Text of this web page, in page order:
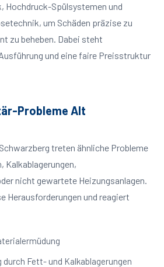
Hochdruck-Spülsystemen und
um Schäden präzise zu
zu beheben. Dabei steht
und eine faire Preisstruktur
Probleme Alt
treten ähnliche Probleme
Kalkablagerungen,
nicht gewartete Heizungsanlagen.
Herausforderungen und reagiert
Fett- und Kalkablagerungen